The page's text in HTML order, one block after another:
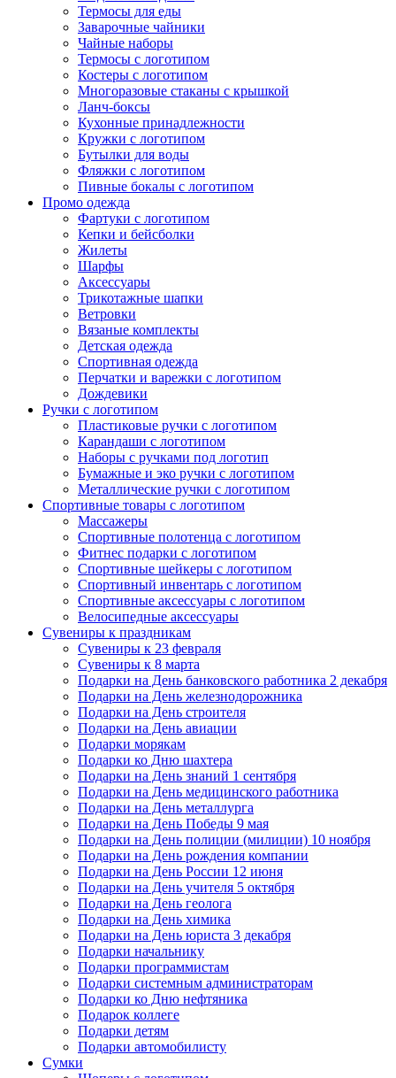
Термосы для еды
Заварочные чайники
Чайные наборы
Термосы с логотипом
Костеры с логотипом
Многоразовые стаканы с крышкой
Ланч-боксы
Кухонные принадлежности
Кружки с логотипом
Бутылки для воды
Фляжки с логотипом
Пивные бокалы с логотипом
Промо одежда
Фартуки с логотипом
Кепки и бейсболки
Жилеты
Шарфы
Аксессуары
Трикотажные шапки
Ветровки
Вязаные комплекты
Детская одежда
Спортивная одежда
Перчатки и варежки с логотипом
Дождевики
Ручки с логотипом
Пластиковые ручки с логотипом
Карандаши с логотипом
Наборы с ручками под логотип
Бумажные и эко ручки с логотипом
Металлические ручки с логотипом
Спортивные товары с логотипом
Массажеры
Спортивные полотенца с логотипом
Фитнес подарки с логотипом
Спортивные шейкеры с логотипом
Спортивный инвентарь с логотипом
Спортивные аксессуары с логотипом
Велосипедные аксессуары
Сувениры к праздникам
Сувениры к 23 февраля
Сувениры к 8 марта
Подарки на День банковского работника 2 декабря
Подарки на День железнодорожника
Подарки на День строителя
Подарки на День авиации
Подарки морякам
Подарки ко Дню шахтера
Подарки на День знаний 1 сентября
Подарки на День медицинского работника
Подарки на День металлурга
Подарки на День Победы 9 мая
Подарки на День полиции (милиции) 10 ноября
Подарки на День рождения компании
Подарки на День России 12 июня
Подарки на День учителя 5 октября
Подарки на День геолога
Подарки на День химика
Подарки на День юриста 3 декабря
Подарки начальнику
Подарки программистам
Подарки системным администраторам
Подарки ко Дню нефтяника
Подарок коллеге
Подарки детям
Подарки автомобилисту
Сумки